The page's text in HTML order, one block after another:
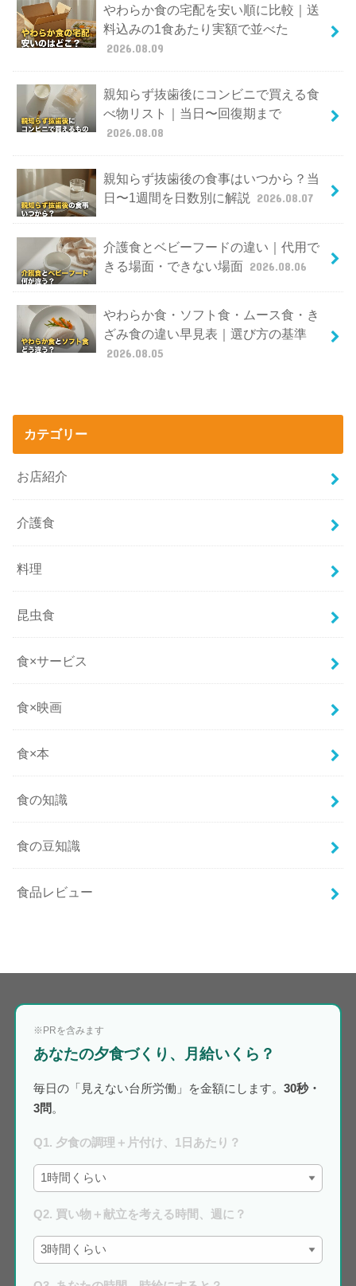
やわらか食の宅配を安い順に比較｜送
料込みの1食あたり実額で並べた
2026.08.09
親知らず抜歯後にコンビニで買える食
べ物リスト｜当日〜回復期まで
2026.08.08
親知らず抜歯後の食事はいつから？当
日〜1週間を日数別に解説
2026.08.07
介護食とベビーフードの違い｜代用で
きる場面・できない場面 2026.08.06
やわらか食・ソフト食・ムース食・き
ざみ食の違い早見表｜選び方の基準
2026.08.05
カテゴリー
お店紹介
介護食
料理
昆虫食
食×サービス
食×映画
食×本
食の知識
食の豆知識
食品レビュー
※PRを含みます
あなたの夕食づくり、月給いくら？
毎日の「見えない台所労働」を金額にします。30秒・
3問 。
Q1. 夕食の調理＋片付け、1日あたり？
Q2. 買い物＋献立を考える時間、週に？